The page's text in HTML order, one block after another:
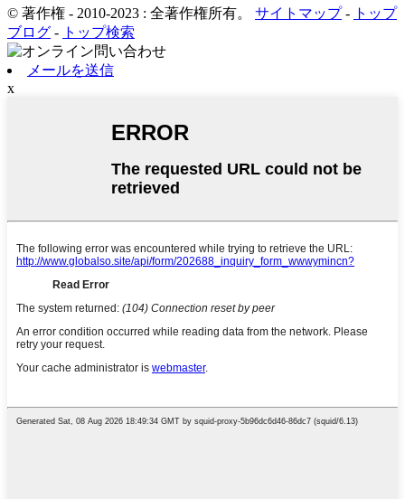
© 著作権 - 2010-2023 : 全著作権所有。 サイトマップ- トップ
ブログ - トップ検索
メールを送信
x